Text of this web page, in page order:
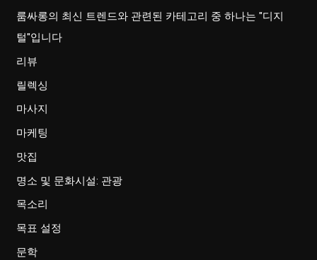
룸싸롱의 최신 트렌드와 관련된 카테고리 중 하나는 "디지
털"입니다
리뷰
릴렉싱
마사지
마케팅
맛집
명소 및 문화시설: 관광
목소리
목표 설정
문학